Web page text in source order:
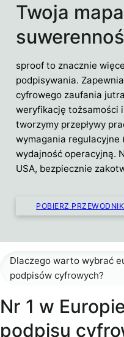
Twoja
sproof to znacznie
podpisywania.
cyfrowego zaufania
weryfikację tożsamości
tworzymy przepływy
wymagania regulacyjne
wydajność operacyjną.
USA, bezpiecznie
POBIERZ
Nr 1 w
podpisu
Dlaczego warto wybrać
podpisów cyfrowych?